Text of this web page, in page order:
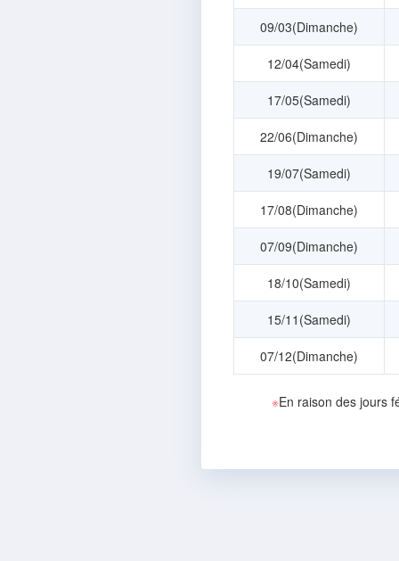
09/03(Dimanche)
12/04(Samedi)
17/05(Samedi)
22/06(Dimanche)
19/07(Samedi)
17/08(Dimanche)
07/09(Dimanche)
18/10(Samedi)
15/11(Samedi)
07/12(Dimanche)
※En raison des jours